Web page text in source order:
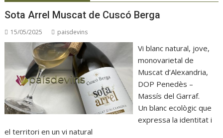
Sota Arrel Muscat de Cuscó Berga
15/05/2025 paisdevins
Vi blanc natural, jove,
monovarietal de
Muscat d’Alexandria,
DOP Penedès –
Massís del Garraf.
Un blanc ecològic que
expressa la identitat i
el territori en un vi natural